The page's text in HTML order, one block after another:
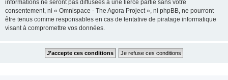
informations ne seront pas diffusées à une tierce partie sans votre
consentement, ni « Omnispace - The Agora Project », ni phpBB, ne pourront
être tenus comme responsables en cas de tentative de piratage informatique
visant à compromettre vos données.